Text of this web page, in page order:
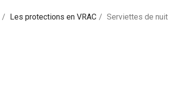
Les protections en VRAC Serviettes de nuit